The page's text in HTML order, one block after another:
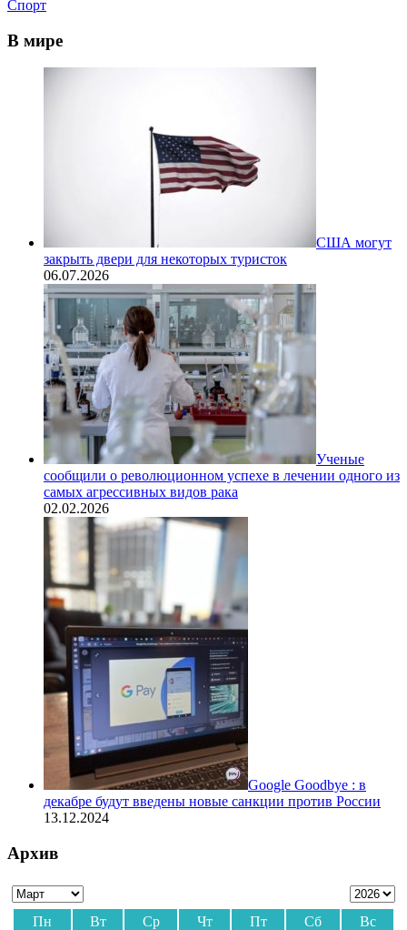
Спорт
В мире
США могут
закрыть двери для некоторых туристок
06.07.2026
Ученые
сообщили о революционном успехе в лечении одного из
самых агрессивных видов рака
02.02.2026
Google Goodbye : в
декабре будут введены новые санкции против России
13.12.2024
Архив
Пн Вт Ср Чт Пт Сб
Вс